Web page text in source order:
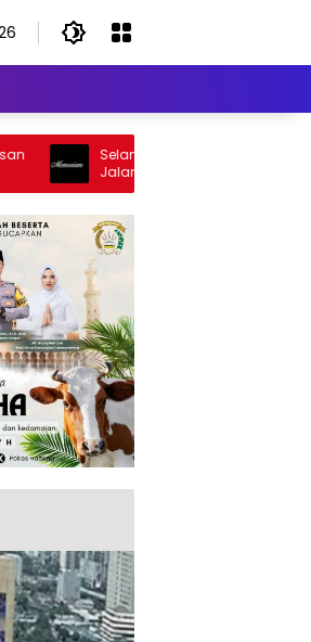
Selamat Jalan Sang Inspirator,
Jalan Abangku Yuslam Idris